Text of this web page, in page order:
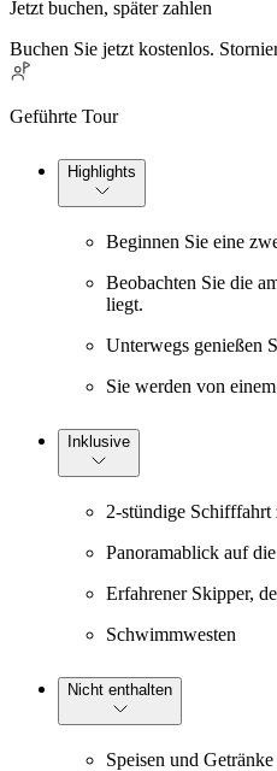
Jetzt buchen, später zahlen
Buchen Sie jetzt kostenlos.
Geführte Tour
Highlights
Beginnen Sie eine
Beobachten Sie die
liegt.
Unterwegs genießen
Sie werden von
Inklusive
2-stündige
Panoramablick auf
Erfahrener Skipper,
Schwimmwesten
Nicht enthalten
Speisen und Getränke